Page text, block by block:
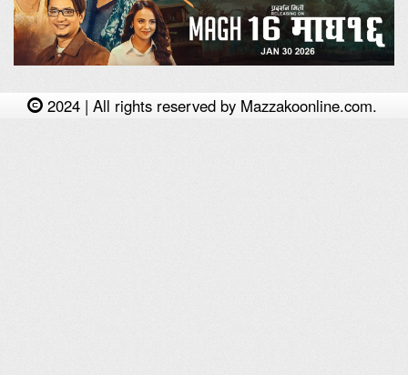
2024 | All rights reserved by Mazzakoonline.com.